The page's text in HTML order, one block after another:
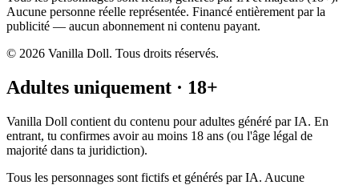
Aucune personne réelle représentée. Financé entièrement par la
publicité — aucun abonnement ni contenu payant.
© 2026 Vanilla Doll. Tous droits réservés.
Adultes uniquement · 18+
Vanilla Doll contient du contenu pour adultes généré par IA. En
entrant, tu confirmes avoir au moins 18 ans (ou l'âge légal de
majorité dans ta juridiction).
Tous les personnages sont fictifs et générés par IA. Aucune